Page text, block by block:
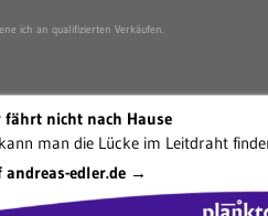
ich an qualifizierten Verkäufen.
fährt nicht nach Hause
man die Lücke im Leitdraht
andreas-edler.de →